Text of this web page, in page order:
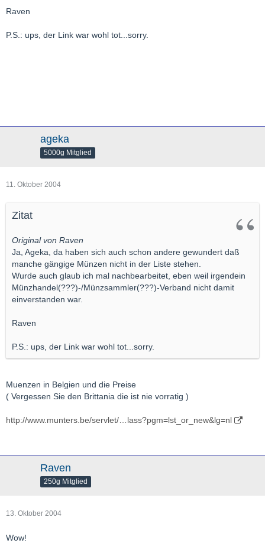
Raven
P.S.: ups, der Link war wohl tot...sorry.
ageka
5000g Mitglied
11. Oktober 2004
Zitat
Original von Raven
Ja, Ageka, da haben sich auch schon andere gewundert daß
manche gängige Münzen nicht in der Liste stehen.
Wurde auch glaub ich mal nachbearbeitet, eben weil irgendein
Münzhandel(???)-/Münzsammler(???)-Verband nicht damit
einverstanden war.
Raven
P.S.: ups, der Link war wohl tot...sorry.
Muenzen in Belgien und die Preise
( Vergessen Sie den Brittania die ist nie vorratig )
http://www.munters.be/servlet/…lass?pgm=lst_or_new&lg=nl
Raven
250g Mitglied
13. Oktober 2004
Wow!